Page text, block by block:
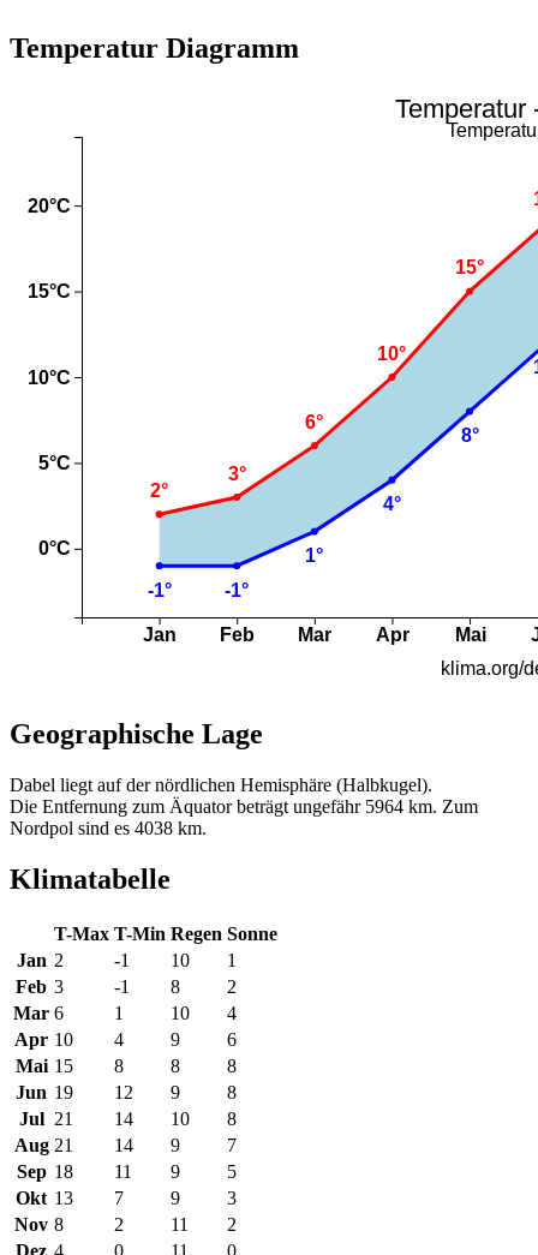
Temperatur Diagramm
Geographische Lage
Dabel liegt auf der nördlichen Hemisphäre (Halbkugel).
Die Entfernung zum Äquator beträgt ungefähr 5964 km. Zum
Nordpol sind es 4038 km.
Klimatabelle
T-Max T-Min Regen Sonne
Jan 2 -1 10
1
Feb 3 -1 8
2
Mar 6 1 10
4
Apr 10 4 9
6
Mai 15 8 8
8
Jun 19 12 9
8
Jul 21 14 10
8
Aug 21 14 9
7
Sep 18 11 9
5
Okt 13 7 9
3
Nov 8 2 11
2
Dez 4 0 11
0